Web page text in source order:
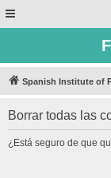
Spanish Institute of
Borrar todas las
¿Está seguro de que